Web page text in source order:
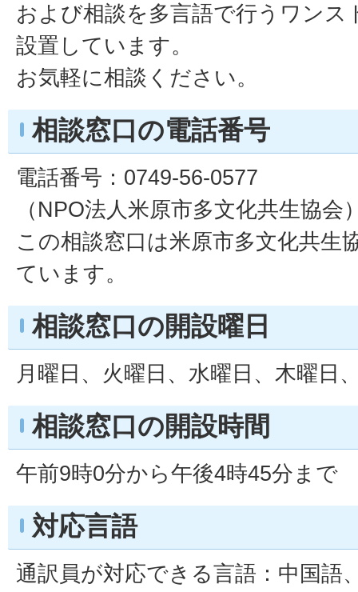
および相談を多言語で行うワンス
設置しています。
お気軽に相談ください。
相談窓口の電話番号
電話番号：0749-56-0577
（NPO法人米原市多文化共生協会
この相談窓口は米原市多文化共生
ています。
相談窓口の開設曜日
月曜日、火曜日、水曜日、木曜日
相談窓口の開設時間
午前9時0分から午後4時45分まで
対応言語
通訳員が対応できる言語：中国語